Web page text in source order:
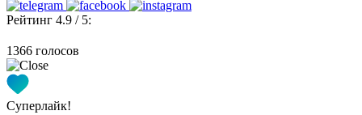
Рейтинг 4.9 / 5:
1366 голосов
Суперлайк!